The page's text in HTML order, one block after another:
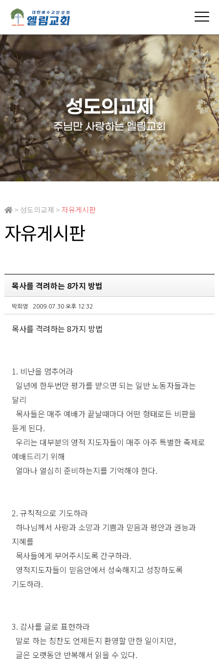
성도의교제
주님만 사랑하는 엘림교회
> 성도의교제 >자유게시판
자유게시판
목사를 격려하는 8가지 방법
박희영 2009.07.30 오후 12:32
목사를 격려하는 8가지 방법
1. 비난을 멈추어라
일년에 한두번만 평가를 받으면 되는 일반 노동자들과는
달리
목사들은 매주 예배가 끝날때마다 어떤 형태로든 비판을
듣게 된다.
우리는 대부분의 영적 지도자들이 매주 아주 특별한 축제로
예배드리기 위해
얼마나 열심히 준비하는지를 기억해야 한다.
2. 규칙적으로 기도하라
하나님께서 사랑과 소망과 기쁨과 믿음과 평안과 권능과
지혜를
목사들에게 부어주시도록 간구하라.
영적지도자들이 믿음안에서 성숙해지고 성장하도록
기도하라.
3. 감사를 글로 표현하라
말로 하는 칭찬도 언제든지 환영할 만한 일이지만,
글은 오랫동안 반복해서 읽을 수 있다.